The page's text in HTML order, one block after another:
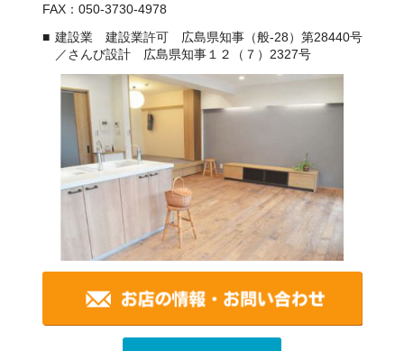
FAX：050-3730-4978
建設業 建設業許可 広島県知事（般-28）第28440号
／さんび設計 広島県知事１２（７）2327号